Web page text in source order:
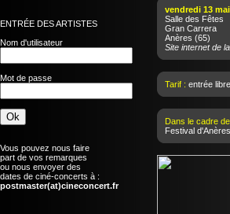
ENTRÉE DES ARTISTES
Nom d'utilisateur
Mot de passe
Vous pouvez nous faire
part de vos remarques
ou nous envoyer des
dates de ciné-concerts à :
postmaster(at)cineconcert.fr
vendredi 13
Salle des Fêtes
Gran Carrera
Anères (65)
Site internet de
Tarif : entrée libre
Dans le cadre
Festival d'Anères